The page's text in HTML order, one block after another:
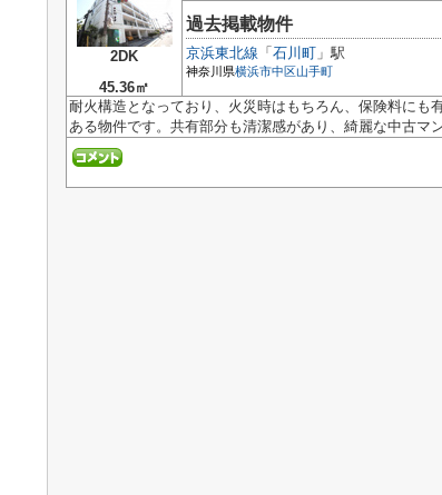
2DK
45.36㎡
過去掲載物件
京浜東北線 「 石川町 」駅
神奈川県横浜市中区山手町
耐火構造となっており、火災時はもちろん、保険料に
ある物件です。共有部分も清潔感があり、綺麗な中古マ